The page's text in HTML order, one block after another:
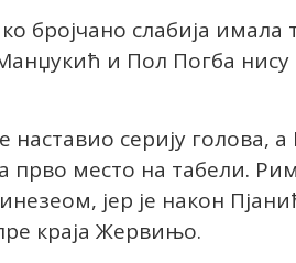
бројчано слабија имала
и Пол Погба нису
наставио серију голова,
прво место на табели.
јер је након
краја Жервињо.